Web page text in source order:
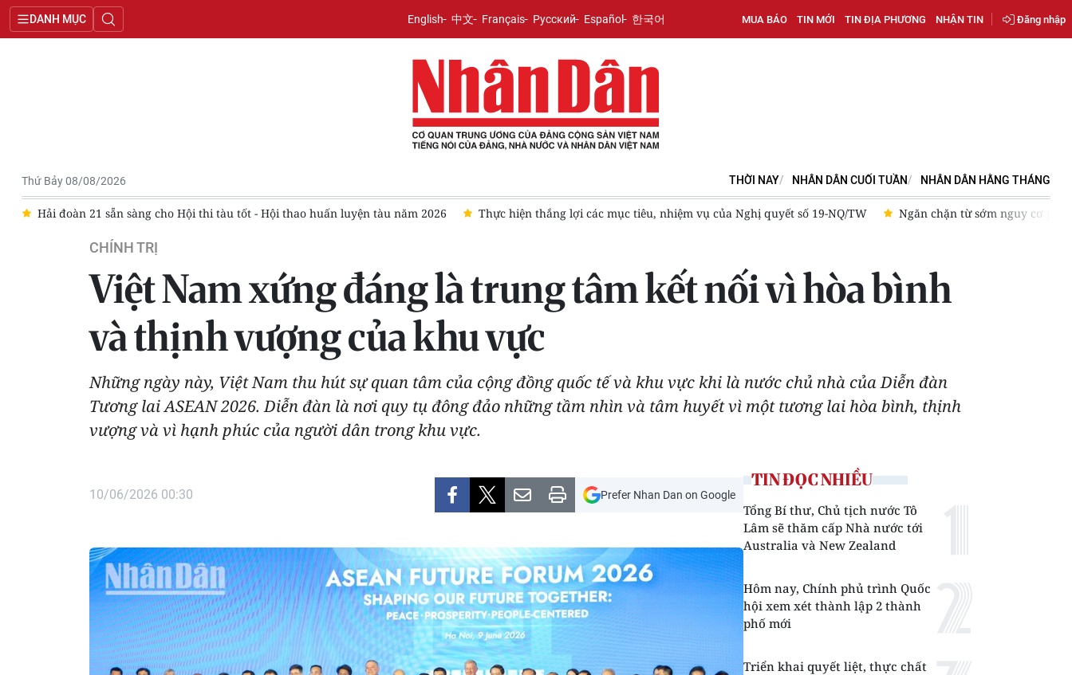
DANH MỤC English 中文 Français Русский Español 한국어 MUA BÁO TIN MỚI TIN ĐỊA PHƯƠNG NHẬN TIN Đăng nhập
Thứ Bảy 08/08/2026 THỜI NAY NHÂN DÂN CUỐI TUẦN NHÂN DÂN HẰNG THÁNG
huấn luyện tàu năm 2026 Thực hiện thắng lợi các mục tiêu, nhiệm vụ của Nghị quyết số 19-NQ/TW Ngăn chặn từ sớm nguy cơ phổ biến vũ khí hủy diệt hàng loạt [Ảnh] Chủ tịch
CHÍNH TRỊ
Việt Nam xứng đáng là trung tâm kết nối vì hòa bình
và thịnh vượng của khu vực
Những ngày này, Việt Nam thu hút sự quan tâm của cộng đồng quốc tế và khu vực khi là nước chủ nhà của Diễn đàn
Tương lai ASEAN 2026. Diễn đàn là nơi quy tụ đông đảo những tầm nhìn và tâm huyết vì một tương lai hòa bình, thịnh
vượng và vì hạnh phúc của người dân trong khu vực.
10/06/2026 00:30 Prefer Nhan Dan on Google
TIN ĐỌC NHIỀU
Tổng Bí thư, Chủ tịch nước Tô
Lâm sẽ thăm cấp Nhà nước tới
Australia và New Zealand
Hôm nay, Chính phủ trình Quốc
hội xem xét thành lập 2 thành
phố mới
Triển khai quyết liệt, thực chất